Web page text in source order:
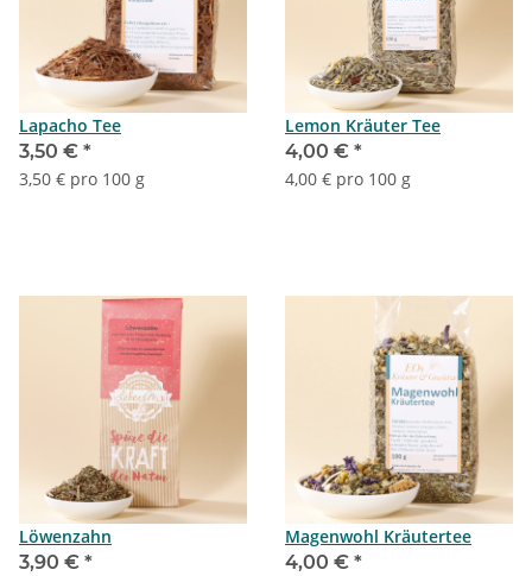
Lapacho Tee
3,50 € *
3,50 € pro 100 g
Lemon Kräuter Tee
4,00 € *
4,00 € pro 100 g
Löwenzahn
3,90 € *
Magenwohl Kräutertee
4,00 € *